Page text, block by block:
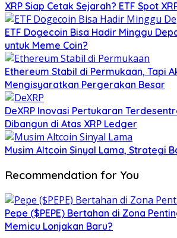
XRP Siap Cetak Sejarah? ETF Spot
ETF Dogecoin Bisa Hadir Minggu
untuk Meme Coin?
Ethereum Stabil di Permukaan, Tapi
Mengisyaratkan Pergerakan Besar
DeXRP Inovasi Pertukaran
Dibangun di Atas XRP Ledger
Musim Altcoin Sinyal Lama, Strategi
Recommendation for You
Pepe ($PEPE) Bertahan di Zona
Memicu Lonjakan Baru?